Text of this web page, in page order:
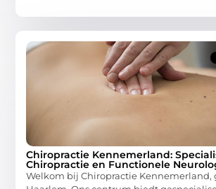
Chiropractie Kennemerland:
Chiropractie en Functionele
Welkom bij Chiropractie Kennemerland,